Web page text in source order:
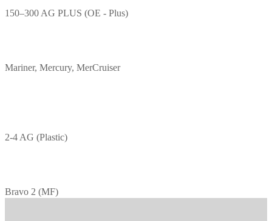
150–300 AG PLUS (OE - Plus)
Mariner, Mercury, MerCruiser
2-4 AG (Plastic)
Bravo 2 (MF)